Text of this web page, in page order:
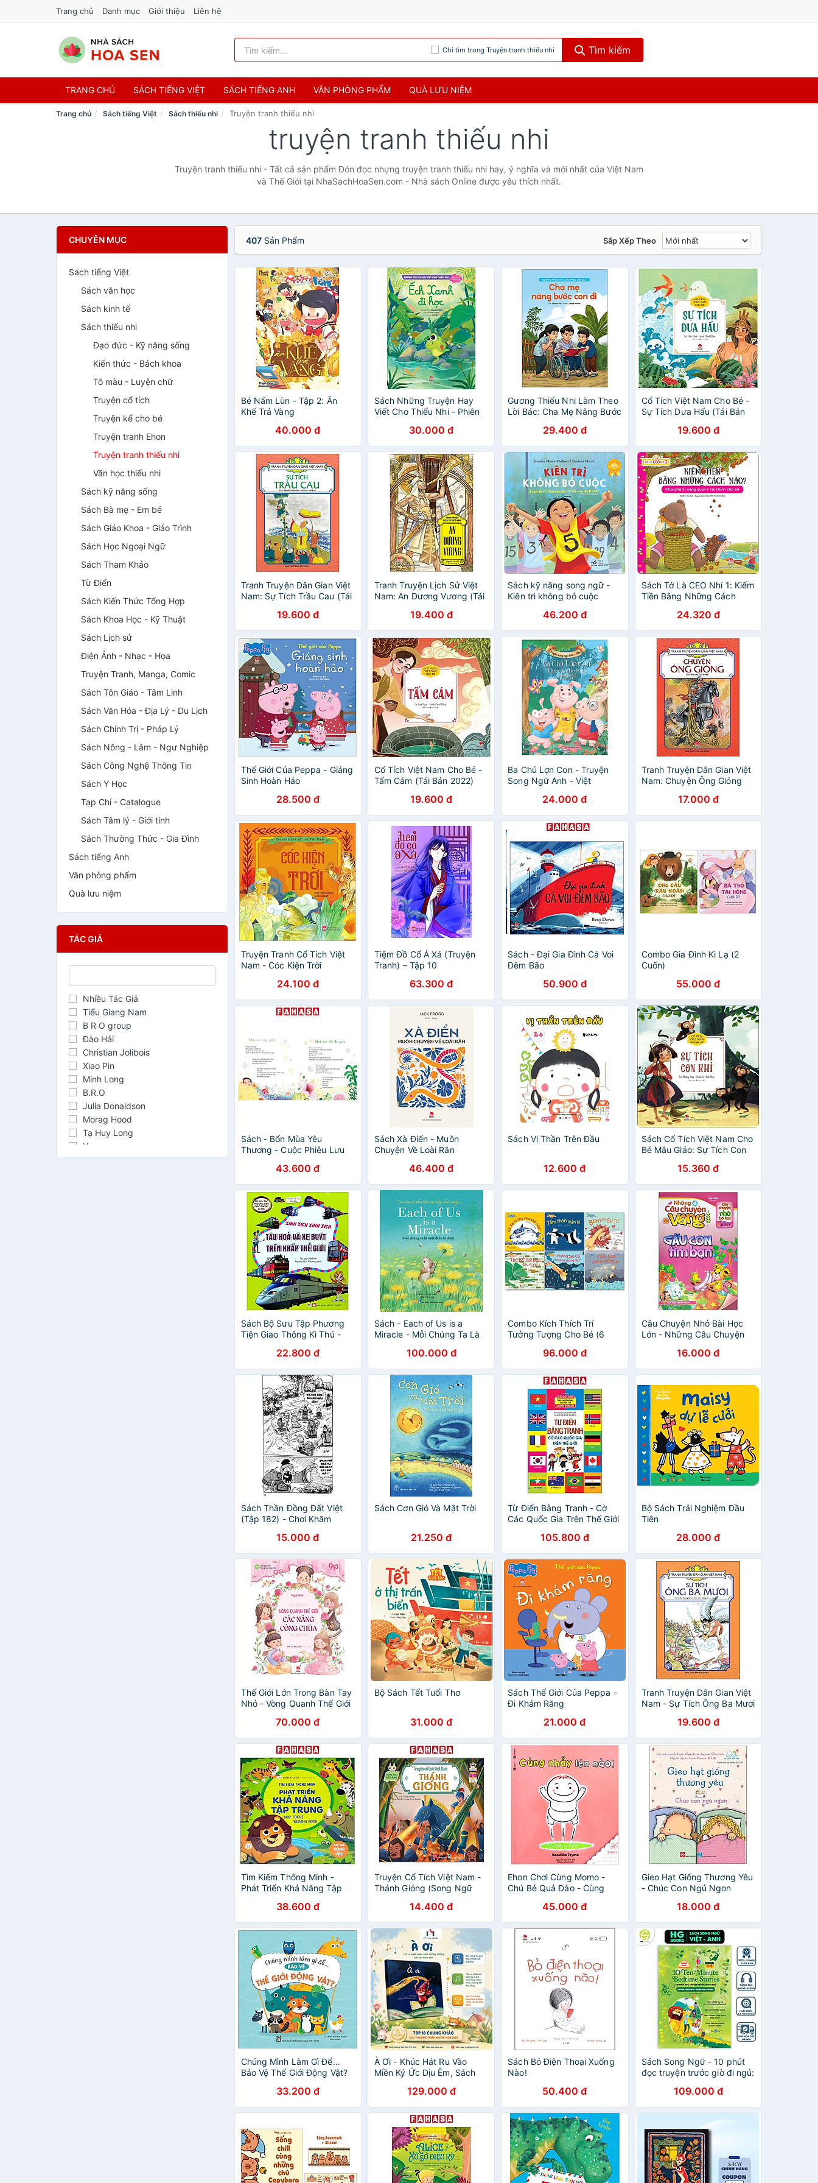
Trang chủ Danh mục Giới thiệu Liên hệ
Chỉ tìm trong Truyện tranh thiếu nhi Tìm kiếm
TRANG CHỦ SÁCH TIẾNG VIỆT SÁCH TIẾNG ANH VĂN PHÒNG PHẨM QUÀ LƯU NIỆM
Trang chủ Sách tiếng Việt Sách thiếu nhi Truyện tranh thiếu nhi
truyện tranh thiếu nhi
Truyện tranh thiếu nhi - Tất cả sản phẩm Đón đọc nhựng truyện tranh thiếu nhi hay, ý nghĩa và mới nhất của Việt Nam
và Thế Giới tại NhaSachHoaSen.com - Nhà sách Online được yêu thích nhất.
CHUYÊN MỤC
Sách tiếng Việt
Sách văn học
Sách kinh tế
Sách thiếu nhi
Đạo đức - Kỹ năng sống
Kiến thức - Bách khoa
Tô màu - Luyện chữ
Truyện cổ tích
Truyện kể cho bé
Truyện tranh Ehon
Truyện tranh thiếu nhi
Văn học thiếu nhi
Sách kỹ năng sống
Sách Bà mẹ - Em bé
Sách Giáo Khoa - Giáo Trình
Sách Học Ngoại Ngữ
Sách Tham Khảo
Từ Điển
Sách Kiến Thức Tổng Hợp
Sách Khoa Học - Kỹ Thuật
Sách Lịch sử
Điện Ảnh - Nhạc - Họa
Truyện Tranh, Manga, Comic
Sách Tôn Giáo - Tâm Linh
Sách Văn Hóa - Địa Lý - Du Lịch
Sách Chính Trị - Pháp Lý
Sách Nông - Lâm - Ngư Nghiệp
Sách Công Nghệ Thông Tin
Sách Y Học
Tạp Chí - Catalogue
Sách Tâm lý - Giới tính
Sách Thường Thức - Gia Đình
Sách tiếng Anh
Văn phòng phẩm
Quà lưu niệm
TÁC GIẢ
Nhiều Tác Giả
Tiểu Giang Nam
B R O group
Đào Hải
Christian Jolibois
Xiao Pin
Minh Long
B.R.O
Julia Donaldson
Morag Hood
Tạ Huy Long
Yunan
Audrey Penn
407Sản Phẩm Sắp Xếp Theo
Bé Nấm Lùn - Tập 2: Ăn
Khế Trả Vàng
40.000 đ
Sách Những Truyện Hay
Viết Cho Thiếu Nhi - Phiên
30.000 đ
Gương Thiếu Nhi Làm Theo
Lời Bác: Cha Mẹ Nâng Bước
29.400 đ
Cổ Tích Việt Nam Cho Bé -
Sự Tích Dưa Hấu (Tái Bản
19.600 đ
Tranh Truyện Dân Gian Việt
Nam: Sự Tích Trầu Cau (Tái
19.600 đ
Tranh Truyện Lịch Sử Việt
Nam: An Dương Vương (Tái
19.400 đ
Sách kỹ năng song ngữ -
Kiên trì không bỏ cuộc
46.200 đ
Sách Tớ Là CEO Nhí 1: Kiếm
Tiền Bằng Những Cách
24.320 đ
Thế Giới Của Peppa - Giáng
Sinh Hoàn Hảo
28.500 đ
Cổ Tích Việt Nam Cho Bé -
Tấm Cám (Tái Bản 2022)
19.600 đ
Ba Chú Lợn Con - Truyện
Song Ngữ Anh - Việt
24.000 đ
Tranh Truyện Dân Gian Việt
Nam: Chuyện Ông Gióng
17.000 đ
Truyện Tranh Cổ Tích Việt
Nam - Cóc Kiện Trời
24.100 đ
Tiệm Đồ Cổ Á Xá (Truyện
Tranh) – Tập 10
63.300 đ
Sách - Đại Gia Đình Cá Voi
Đêm Bão
50.900 đ
Combo Gia Đình Kì Lạ (2
Cuốn)
55.000 đ
Sách - Bốn Mùa Yêu
Thương - Cuộc Phiêu Lưu
43.600 đ
Sách Xà Điển - Muôn
Chuyện Về Loài Rắn
46.400 đ
Sách Vị Thần Trên Đầu
12.600 đ
Sách Cổ Tích Việt Nam Cho
Bé Mẫu Giáo: Sự Tích Con
15.360 đ
Sách Bộ Sưu Tập Phương
Tiện Giao Thông Kì Thú -
Khắp Thế Giới22.800 đ
Sách - Each of Us is a
Miracle - Mỗi Chúng Ta Là
100.000 đ
Combo Kích Thích Trí
Tưởng Tượng Cho Bé (6
96.000 đ
Câu Chuyện Nhỏ Bài Học
Lớn - Những Câu Chuyện
16.000 đ
Sách Thần Đồng Đất Việt
(Tập 182) - Chơi Khăm
15.000 đ
Sách Cơn Gió Và Mặt Trời
21.250 đ
Từ Điển Bằng Tranh - Cờ
Các Quốc Gia Trên Thế Giới
105.800 đ
Bộ Sách Trải Nghiệm Đầu
Tiên
28.000 đ
Thế Giới Lớn Trong Bàn Tay
Nhỏ - Vòng Quanh Thế Giới
70.000 đ
Bộ Sách Tết Tuổi Thơ
31.000 đ
Sách Thế Giới Của Peppa -
Đi Khám Răng
21.000 đ
Tranh Truyện Dân Gian Việt
Nam - Sự Tích Ông Ba Mươi
19.600 đ
Tìm Kiếm Thông Minh -
Phát Triển Khả Năng Tập
38.600 đ
Truyện Cổ Tích Việt Nam -
Thánh Gióng (Song Ngữ
14.400 đ
Ehon Chơi Cùng Momo -
Chú Bé Quả Đào - Cùng
45.000 đ
Gieo Hạt Giống Thương Yêu
- Chúc Con Ngủ Ngon
18.000 đ
Chúng Mình Làm Gì Để…
Bảo Vệ Thế Giới Động Vật?
33.200 đ
À Ơi - Khúc Hát Ru Vào
Miền Ký Ức Dịu Êm, Sách
Sách Tặng Kèm Rối Tay
Quà Tặng Cho Bé
129.000 đ
Sách Bỏ Điện Thoại Xuống
Nào!
50.400 đ
Sách Song Ngữ - 10 phút
đọc truyện trước giờ đi ngủ:
triển tính cách cho bé yêu
109.000 đ